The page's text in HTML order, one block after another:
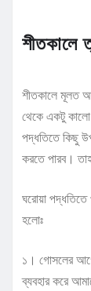
শীতকালে
শীতকালে মূলত
থেকে একটু
পদ্ধতিতে কিছু
করতে পারব।
ঘরোয়া
হলোঃ
১। গোসলের আগে
ব্যবহার করে